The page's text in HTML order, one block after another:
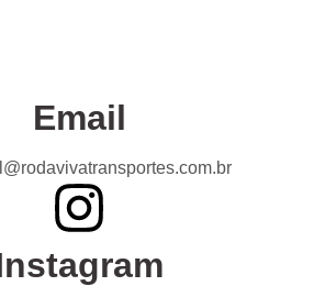
Email